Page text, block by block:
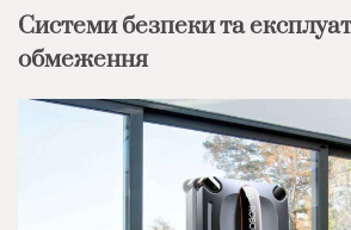
Системи безпеки та
обмеження